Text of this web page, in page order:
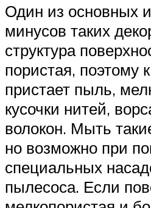
Один из основных
минусов таких
структура
пористая, поэтому
пристает пыль,
кусочки нитей,
волокон. Мыть
но возможно при
специальных
пылесоса. Если